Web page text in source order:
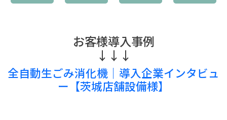
お客様導入事例
↓↓↓
全自動生ごみ消化機｜導入企業インタビュ
ー【茨城店舗設備様】